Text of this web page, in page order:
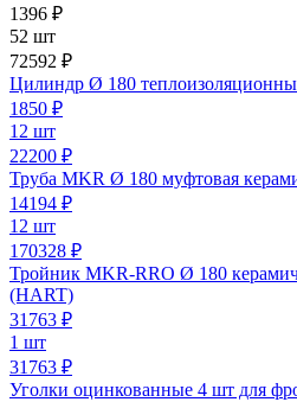
1396 ₽
52 шт
72592 ₽
Цилиндр Ø 180
1850 ₽
12 шт
22200 ₽
Труба MKR Ø 180 муфтовая
14194 ₽
12 шт
170328 ₽
Тройник MKR-RRO Ø 180
(HART)
31763 ₽
1 шт
31763 ₽
Уголки оцинкованные 4 шт для